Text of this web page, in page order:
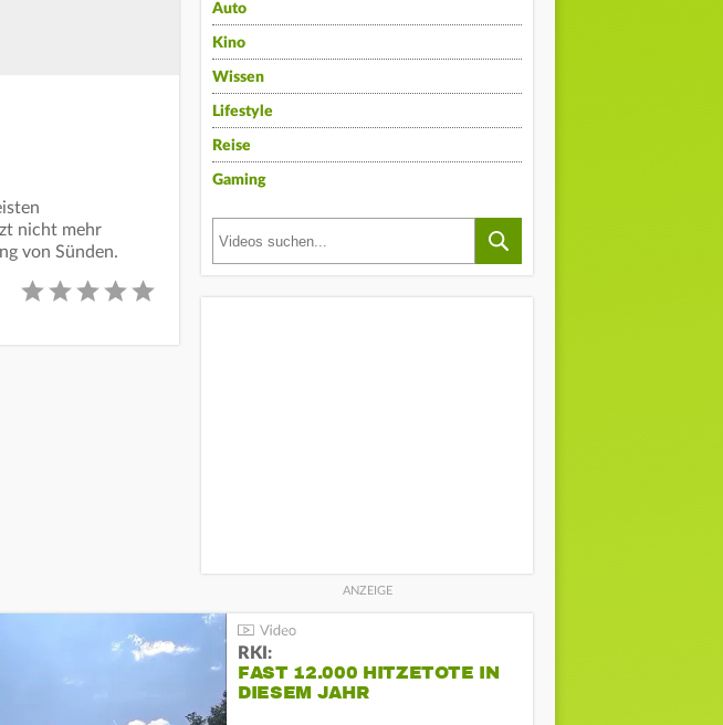
nicht mehr
von Sünden.
Auto
Kino
Wissen
Lifestyle
Reise
Gaming
RKI:
FAST 12.000 HITZETOTE IN
DIESEM JAHR